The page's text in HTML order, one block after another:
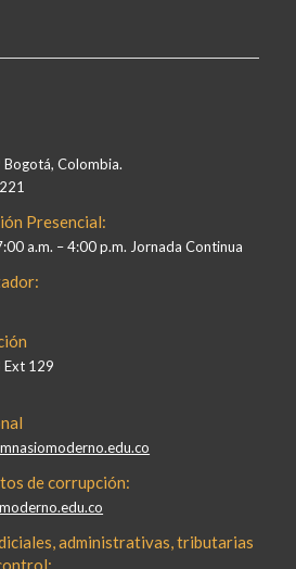
Colombia.
Presencial:
a.m. – 4:00 p.m. Jornada Continua
129
de corrupción:
administrativas, tributarias